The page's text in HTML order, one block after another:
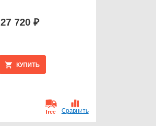
Сравнить
КУПИТЬ
27 720 ₽
free